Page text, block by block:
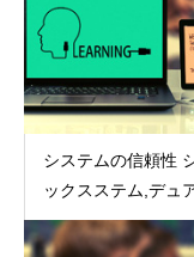
システムの信頼性
ックスステム,デュア